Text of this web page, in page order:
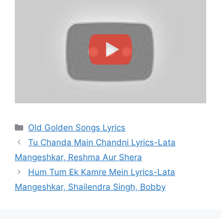
Categories
Old Golden Songs Lyrics
Tu Chanda Main Chandni Lyrics-Lata
Mangeshkar, Reshma Aur Shera
Hum Tum Ek Kamre Mein Lyrics-Lata
Mangeshkar, Shailendra Singh, Bobby